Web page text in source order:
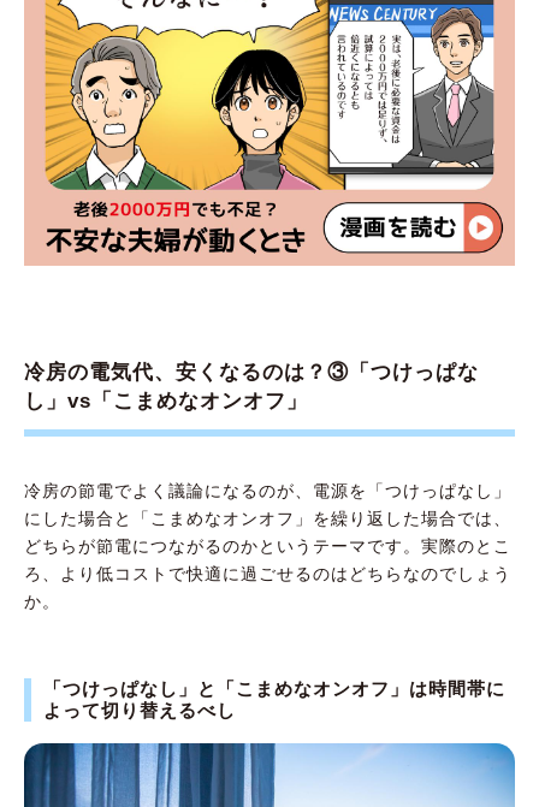
冷房の電気代、安くなるのは？③「つけっぱな
し」vs「こまめなオンオフ」
冷房の節電でよく議論になるのが、電源を「つけっぱなし」
にした場合と「こまめなオンオフ」を繰り返した場合では、
どちらが節電につながるのかというテーマです。実際のとこ
ろ、より低コストで快適に過ごせるのはどちらなのでしょう
か。
「つけっぱなし」と「こまめなオンオフ」は時間帯に
よって切り替えるべし